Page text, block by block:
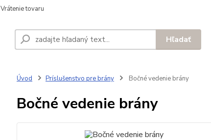
Vrátenie tovaru
Hľadať
Úvod Príslušenstvo pre brány Bočné vedenie brány
Bočné vedenie brány